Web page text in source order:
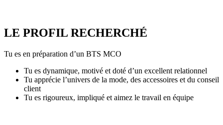
LE PROFIL RECHERCHÉ
Tu es en préparation d’un BTS MCO
Tu es dynamique, motivé et doté d’un excellent relationnel
Tu apprécie l’univers de la mode, des accessoires et du conseil
client
Tu es rigoureux, impliqué et aimez le travail en équipe